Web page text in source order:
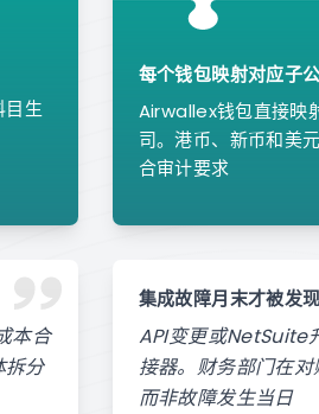
生
每个钱包映射对应子
Airwallex钱包直接映
司。港币、新币和美
合审计要求
本合
分
集成故障月末才被发现
API变更或NetSuite
接器。财务部门在对
而非故障发生当日